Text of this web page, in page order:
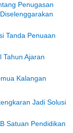
Penugasan
Tanda Penuaan
Tahun Ajaran
Kalangan
Jadi Solusi
Satuan Pendidikan